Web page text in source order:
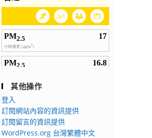
其他操作
登入
訂閱網站內容的資訊提供
訂閱留言的資訊提供
WordPress.org 台灣繁體中文